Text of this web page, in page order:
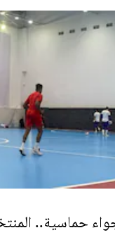
حماسية..